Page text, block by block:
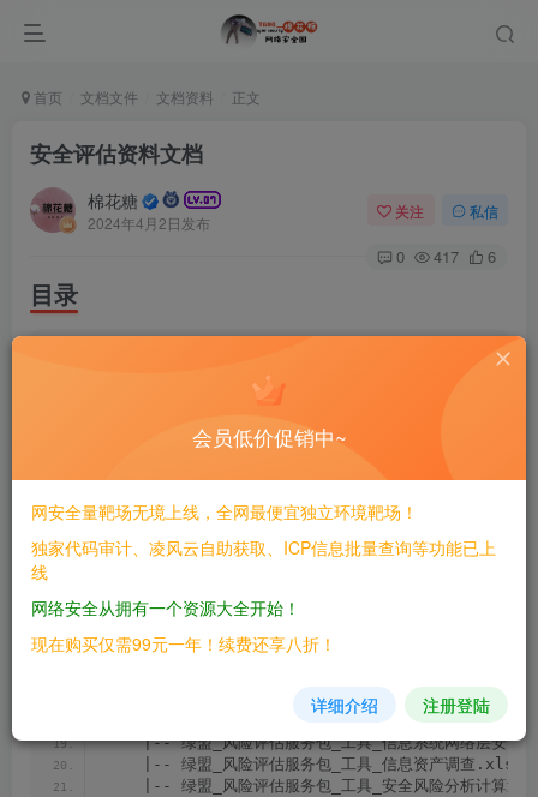
首页 文档文件 文档资料 正文
安全评估资料文档
棉花糖
2024年4月2日发布
关注 私信
0 417 6
目录
|-- XX安全评估项目主机人工安全评估报告.doc
|-- XX安全评估项目主机人工评估Checklist.
|-- XX安全评估项目风险评估报告.doc
|-- XX统安全评估项目范围调查表.xls
|-- 公众号：棉花糖网络安全圈
|-- 展示目录.py
|-- 绿盟风险评估模板/
    |-- 绿盟_风险评估服务包_安全建议报告模板
    |-- 绿盟_风险评估服务包_工具_NSPS_网络层安全评估
    |-- 绿盟_风险评估服务包_工具_业务系统调研.docx
|-- 绿盟_风险评估服务包_工具_信息系统威胁调查问
|-- 绿盟_风险评估服务包_工具_信息系统管理脆弱性
|-- 绿盟_风险评估服务包_工具_信息系统网络层安全
    |-- 绿盟_风险评估服务包_工具_信息资产调查.xls
|-- 绿盟_风险评估服务包_工具_安全风险分析计算过
会员低价促销中~
网安全量靶场无境上线，全网最便宜独立环境靶场！
独家代码审计、凌风云自助获取、ICP信息批量查询等功能已上
线
网络安全从拥有一个资源大全开始！
现在购买仅需99元一年！续费还享八折！
详细介绍 注册登陆